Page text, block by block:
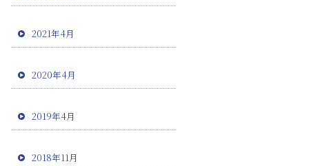
2021年4月
2020年4月
2019年4月
2018年11月